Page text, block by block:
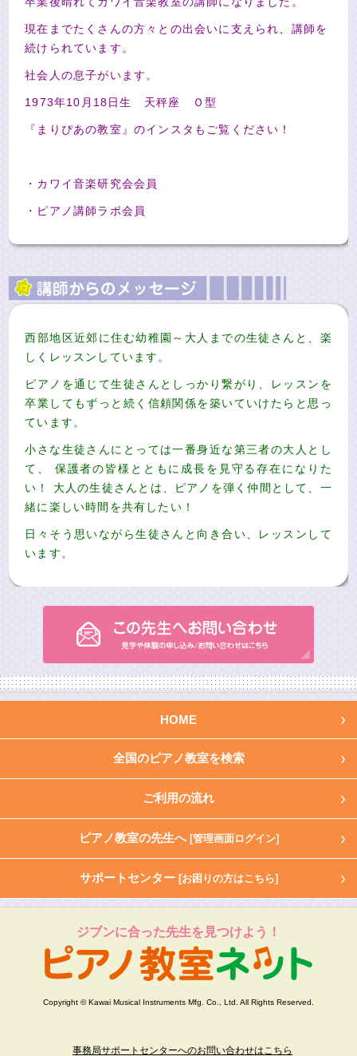
現在までたくさんの方々との出会いに支えられ、講師を
続けられています。
社会人の息子がいます。
1973年10月18日生 天秤座 Ｏ型
『まりぴあの教室』のインスタもご覧ください！
・カワイ音楽研究会会員
・ピアノ講師ラボ会員
西部地区近郊に住む幼稚園～大人までの生徒さんと、楽
しくレッスンしています。
ピアノを通じて生徒さんとしっかり繋がり、レッスンを
卒業してもずっと続く信頼関係を築いていけたらと思っ
ています。
小さな生徒さんにとっては一番身近な第三者の大人とし
て、 保護者の皆様とともに成長を見守る存在になりた
い！ 大人の生徒さんとは、ピアノを弾く仲間として、一
緒に楽しい時間を共有したい！
日々そう思いながら生徒さんと向き合い、レッスンして
います。
HOME
全国のピアノ教室を検索
ご利用の流れ
ピアノ教室の先生へ [管理画面ログイン]
サポートセンター [お困りの方はこちら]
ジブンに合った先生を見つけよう！
Copyright © Kawai Musical Instruments Mfg. Co., Ltd. All Rights Reserved.
事務局サポートセンターへのお問い合わせはこちら